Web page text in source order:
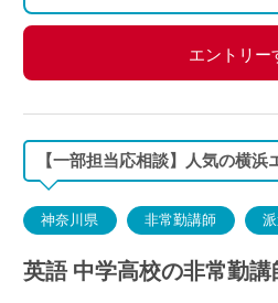
エントリー
【一部担当応相談】人気の横浜
神奈川県 非常勤講師
英語 中学高校の非常勤講